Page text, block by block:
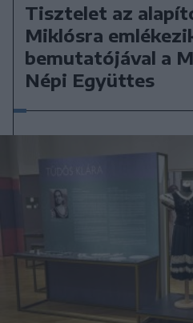
Tisztelet az
Miklósra
bemutatójával a
Népi Együttes